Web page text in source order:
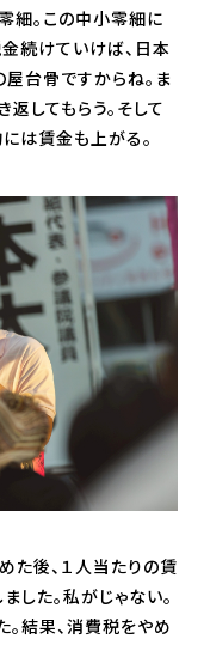
細。この中小零細に
続けていけば、日本
台骨ですからね。ま
してもらう。そして
は賃金も上がる。
た後、１人当たりの賃
した。私がじゃない。
結果、消費税をやめ